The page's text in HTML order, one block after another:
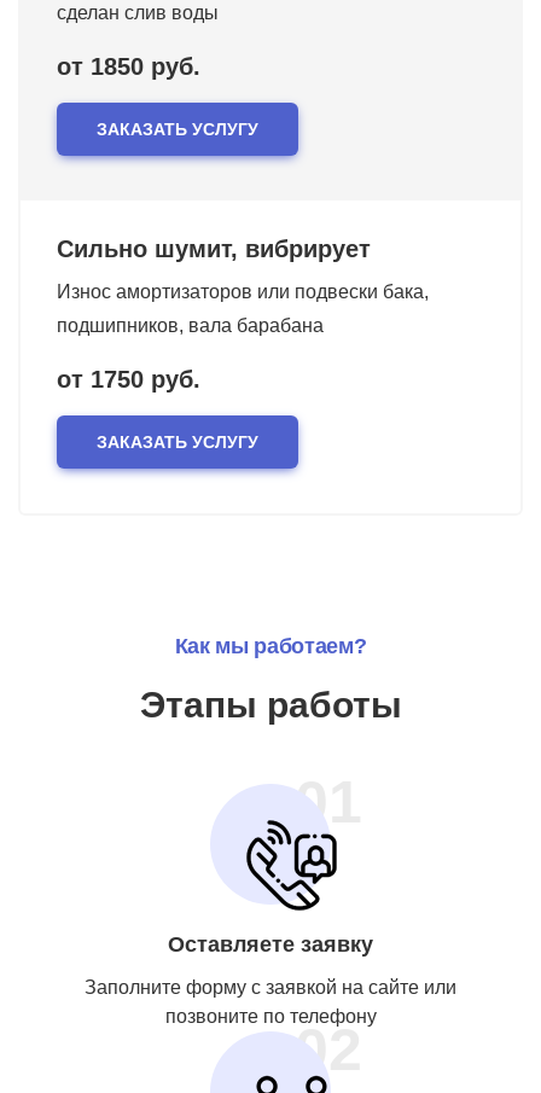
сделан слив воды
от 1850 руб.
ЗАКАЗАТЬ УСЛУГУ
Сильно шумит, вибрирует
Износ амортизаторов или подвески бака,
подшипников, вала барабана
от 1750 руб.
ЗАКАЗАТЬ УСЛУГУ
Как мы работаем?
Этапы работы
01
Оставляете заявку
Заполните форму с заявкой на сайте или
позвоните по телефону
02